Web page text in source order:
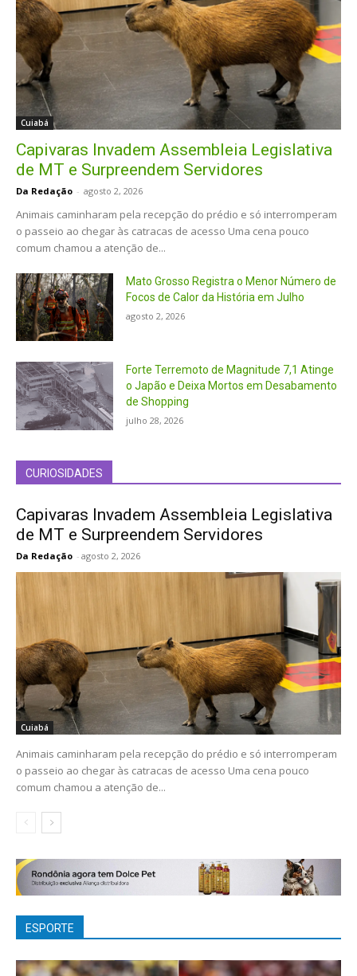
Cuiabá
Capivaras Invadem Assembleia Legislativa
de MT e Surpreendem Servidores
Da Redação - agosto 2, 2026
Animais caminharam pela recepção do prédio e só interromperam
o passeio ao chegar às catracas de acesso Uma cena pouco
comum chamou a atenção de...
Mato Grosso Registra o Menor Número de
Focos de Calor da História em Julho
agosto 2, 2026
Forte Terremoto de Magnitude 7,1 Atinge
o Japão e Deixa Mortos em Desabamento
de Shopping
julho 28, 2026
CURIOSIDADES
Capivaras Invadem Assembleia Legislativa
de MT e Surpreendem Servidores
Da Redação - agosto 2, 2026
Cuiabá
Animais caminharam pela recepção do prédio e só interromperam
o passeio ao chegar às catracas de acesso Uma cena pouco
comum chamou a atenção de...
ESPORTE